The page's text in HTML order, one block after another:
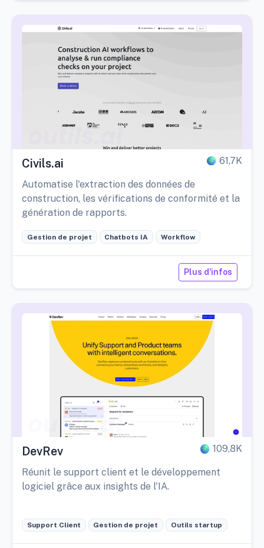
Civils.ai 61,7K
Automatise l'extraction des données de
construction, les vérifications de conformité et la
génération de rapports.
Gestion de projet Chatbots IA Workflow
Plus d'infos
DevRev 109,8K
Réunit le support client et le développement
logiciel grâce aux insights de l'IA.
Support Client Gestion de projet Outils startup